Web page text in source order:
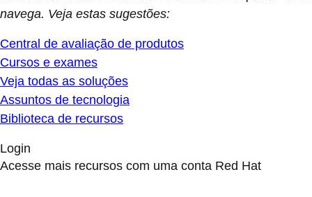
navega. Veja estas sugestões:
Central de avaliação de produtos
Cursos e exames
Veja todas as soluções
Assuntos de tecnologia
Biblioteca de recursos
Login
Acesse mais recursos com uma conta Red Hat